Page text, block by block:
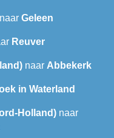
naar Geleen
Reuver
naar Abbekerk
in Waterland
Holland) naar